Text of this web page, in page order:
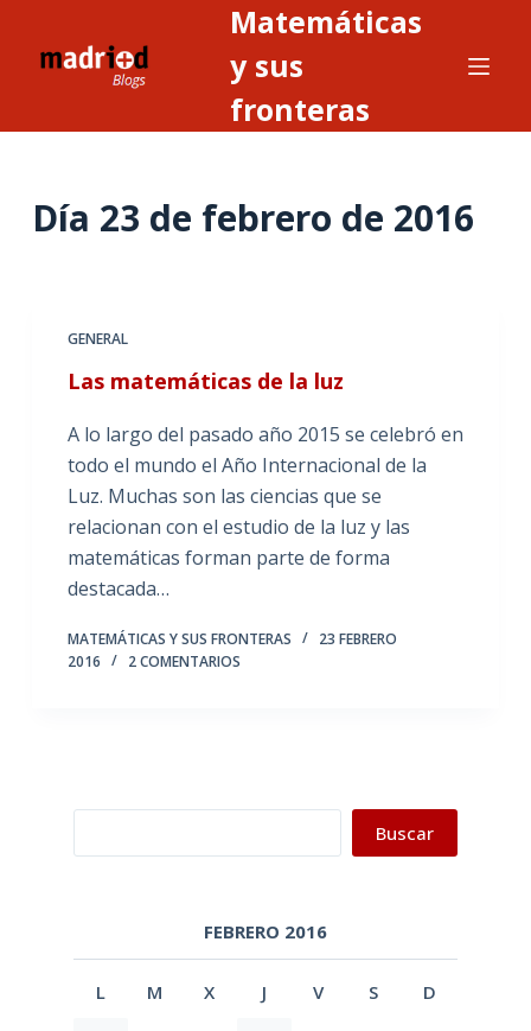
Matemáticas
y sus
fronteras
Día 23 de febrero de 2016
GENERAL
Las matemáticas de la luz
A lo largo del pasado año 2015 se celebró en
todo el mundo el Año Internacional de la
Luz. Muchas son las ciencias que se
relacionan con el estudio de la luz y las
matemáticas forman parte de forma
destacada…
MATEMÁTICAS Y SUS FRONTERAS
23 FEBRERO
2016
2 COMENTARIOS
Buscar
FEBRERO 2016
L M X J V S D